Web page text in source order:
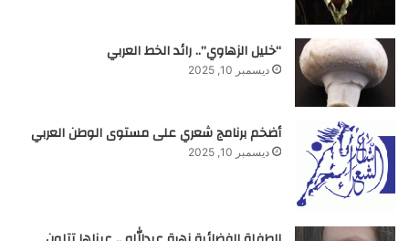
“خليل الزهاوي”.. رائد الخط العربي
ديسمبر 10, 2025
أضخم برنامج شعري على مستوى الوطن العربي
ديسمبر 10, 2025